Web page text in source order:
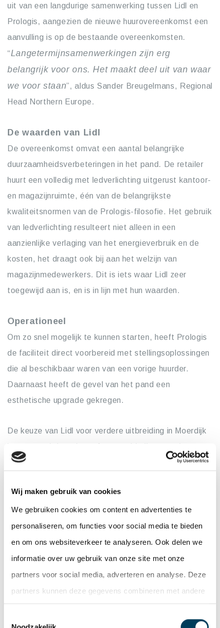
Wij maken gebruik van cookies
We gebruiken cookies om content en advertenties te
personaliseren, om functies voor social media te bieden
en om ons websiteverkeer te analyseren. Ook delen we
informatie over uw gebruik van onze site met onze
partners voor social media, adverteren en analyse. Deze
partners kunnen deze gegevens combineren met andere
verzameld op basis van uw gebruik van hun services.
uit van een langdurige samenwerking tussen Lidl en
Prologis, aangezien de nieuwe huurovereenkomst een
aanvulling is op de bestaande overeenkomsten.
“Langetermijnsamenwerkingen zijn erg
belangrijk voor ons. Het maakt deel uit van waar
we voor staan​​”, aldus Sander Breugelmans, Regional
Head Northern Europe.
De waarden van Lidl
De overeenkomst omvat een aantal belangrijke
duurzaamheidsverbeteringen in het pand. De retailer
huurt een volledig met ledverlichting uitgerust kantoor-
en magazijnruimte, één van de belangrijkste
kwaliteitsnormen van de Prologis-filosofie. Het gebruik
van ledverlichting resulteert niet alleen in een
aanzienlijke verlaging van het energieverbruik en de
kosten, het draagt ook bij aan het welzijn van
magazijnmedewerkers. Dit is iets waar Lidl zeer
toegewijd aan is, en is in lijn met hun waarden.
Operationeel
Om zo snel mogelijk te kunnen starten, heeft Prologis
de faciliteit direct voorbereid met stellingsoplossingen
die al beschikbaar waren van een vorige huurder.
Daarnaast heeft de gevel van het pand een
esthetische upgrade gekregen.
De keuze van Lidl voor verdere uitbreiding in Moerdijk
komt vooral door de perfecte verbinding met de
terminal. Daarnaast ligt Moerdijk slechts 30 km ten
de havens van Rotterdam en Antwerpen en
halverwege de luchthavens Schiphol en Zaventem.
Gelegen aan de snelweg A17 naar Antwerpen,
profiteert het nieuwe distributiecentrum van Lidl van
gemakkelijke toegang tot verbindingen via het spoor,
de zee en de binnenwateren. De gunstige locatie in
combinatie met de geleverde diensten versterken een
goede start van Lidl in 2021 op het gebied van